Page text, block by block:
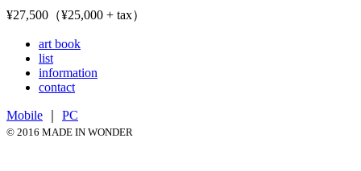
¥27,500（¥25,000 + tax）
art book
list
information
contact
Mobile PC
© 2016 MADE IN WONDER